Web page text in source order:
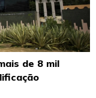
de 8 mil